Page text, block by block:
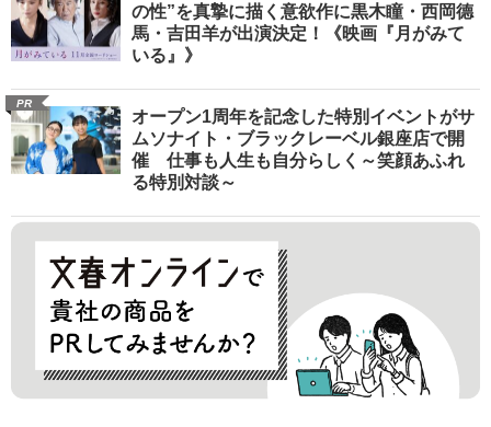
の性”を真摯に描く意欲作に黒木瞳・西岡德
馬・吉田羊が出演決定！《映画『月がみて
いる』》
PR
オープン1周年を記念した特別イベントがサ
ムソナイト・ブラックレーベル銀座店で開
催 仕事も人生も自分らしく～笑顔あふれ
る特別対談～